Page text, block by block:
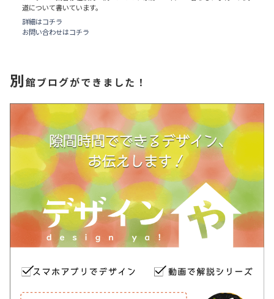
道について書いています。
詳細はコチラ
お問い合わせはコチラ
別館ブログができました！